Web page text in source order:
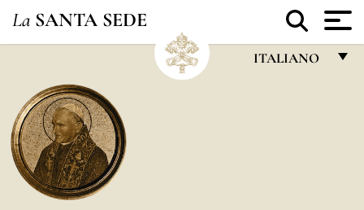
La SANTA SEDE
ITALIANO